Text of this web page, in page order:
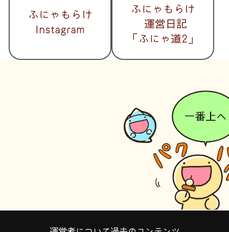
ふにゃもらけ
Instagram
ふにゃもらけ
運営日記
「ふにゃ道2」